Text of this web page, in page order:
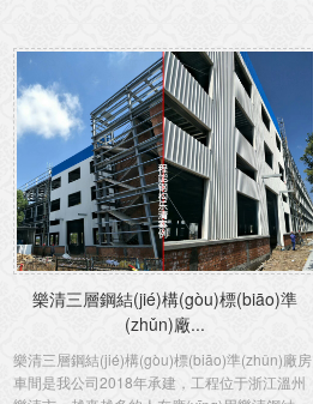
樂清三層鋼結(jié)構(gòu)標(biāo)準
(zhǔn)廠...
樂清三層鋼結(jié)構(gòu)標(biāo)準(zhǔn)廠房
車間是我公司2018年承建，工程位于浙江溫州